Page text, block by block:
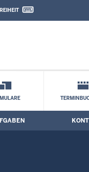
und